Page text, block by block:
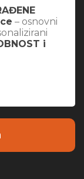
– osnovni
i